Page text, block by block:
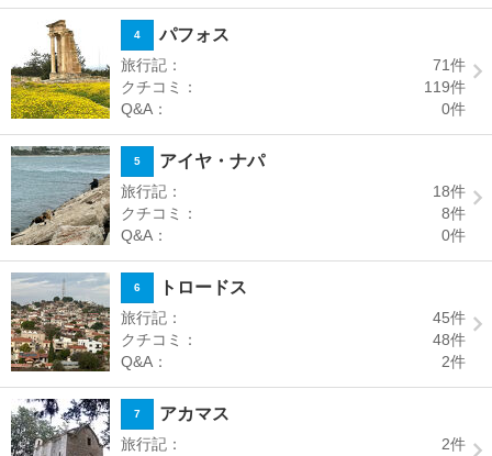
4 パフォス
旅行記： 71件
クチコミ：
119件
Q&A：
0件
5 アイヤ・ナパ
旅行記： 18件
クチコミ：
8件
Q&A：
0件
6 トロードス
旅行記： 45件
クチコミ：
48件
Q&A：
2件
7 アカマス
旅行記： 2件